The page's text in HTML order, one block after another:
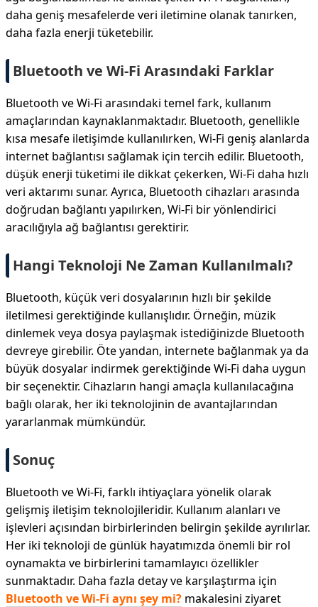
daha geniş mesafelerde veri iletimine olanak tanırken,
daha fazla enerji tüketebilir.
Bluetooth ve Wi-Fi Arasındaki Farklar
Bluetooth ve Wi-Fi arasındaki temel fark, kullanım
amaçlarından kaynaklanmaktadır. Bluetooth, genellikle
kısa mesafe iletişimde kullanılırken, Wi-Fi geniş alanlarda
internet bağlantısı sağlamak için tercih edilir. Bluetooth,
düşük enerji tüketimi ile dikkat çekerken, Wi-Fi daha hızlı
veri aktarımı sunar. Ayrıca, Bluetooth cihazları arasında
doğrudan bağlantı yapılırken, Wi-Fi bir yönlendirici
aracılığıyla ağ bağlantısı gerektirir.
Hangi Teknoloji Ne Zaman Kullanılmalı?
Bluetooth, küçük veri dosyalarının hızlı bir şekilde
iletilmesi gerektiğinde kullanışlıdır. Örneğin, müzik
dinlemek veya dosya paylaşmak istediğinizde Bluetooth
devreye girebilir. Öte yandan, internete bağlanmak ya da
büyük dosyalar indirmek gerektiğinde Wi-Fi daha uygun
bir seçenektir. Cihazların hangi amaçla kullanılacağına
bağlı olarak, her iki teknolojinin de avantajlarından
yararlanmak mümkündür.
Sonuç
Bluetooth ve Wi-Fi, farklı ihtiyaçlara yönelik olarak
gelişmiş iletişim teknolojileridir. Kullanım alanları ve
işlevleri açısından birbirlerinden belirgin şekilde ayrılırlar.
Her iki teknoloji de günlük hayatımızda önemli bir rol
oynamakta ve birbirlerini tamamlayıcı özellikler
sunmaktadır. Daha fazla detay ve karşılaştırma için
Bluetooth ve Wi-Fi aynı şey mi? makalesini ziyaret